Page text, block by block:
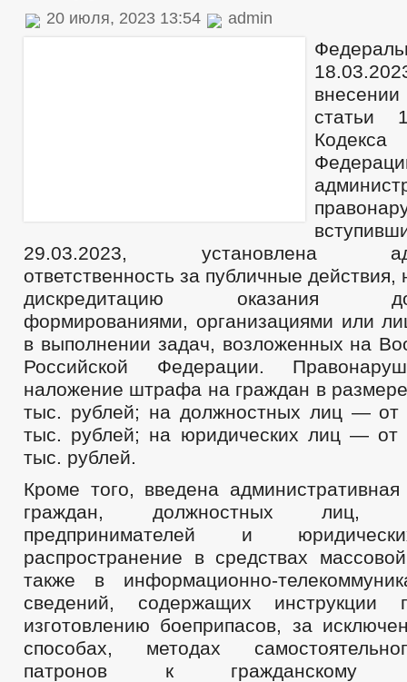
20 июля, 2023 13:54 admin
статьи
29.03.2023, установлена
ответственность за публичные
дискредитацию оказания
формированиями, организациями или
в выполнении задач, возложенных на
Российской Федерации.
наложение штрафа на граждан в
тыс. рублей; на должностных лиц —
тыс. рублей; на юридических лиц —
тыс. рублей.
Кроме того, введена административная
граждан, должностных лиц,
предпринимателей и
распространение в средствах
также в информационно-
сведений, содержащих инструкции
изготовлению боеприпасов, за
способах, методах
патронов к гражданскому